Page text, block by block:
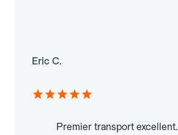
Eric C.
Premier transport excellent.